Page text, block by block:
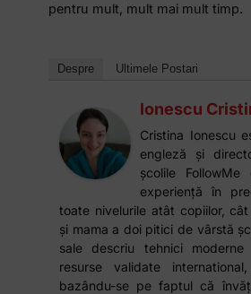
pentru mult, mult mai mult timp.
Despre Ultimele Postari
Ionescu
Cristina Ionescu
engleză și
școlile
experiență în
toate nivelurile atât copiilor,
și mama a doi pitici de vârstă
sale descriu tehnici
resurse validate
bazându-se pe faptul că